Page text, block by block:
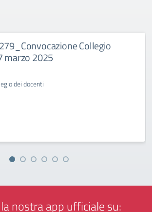
Collegio
marzo 2025
dei docenti
nostra app ufficiale su: